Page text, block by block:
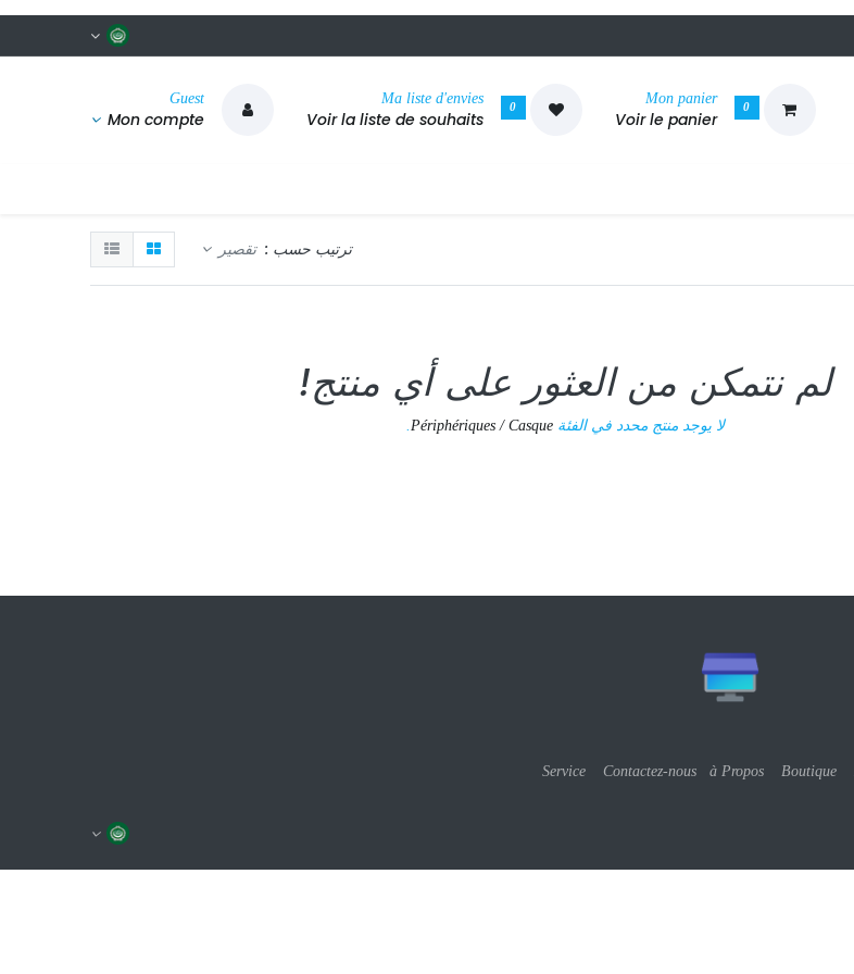
0
Mon panier
Voir le panier
0
Ma liste d'envies
Voir la liste de souhaits
Guest
Mon compte
ترتيب حسب : تقصير
لم نتمكن من العثور على أي منتج!
لا يوجد منتج محدد في الفئة Périphériques / Casque
Boutique
à Propos
Service Contactez-nous